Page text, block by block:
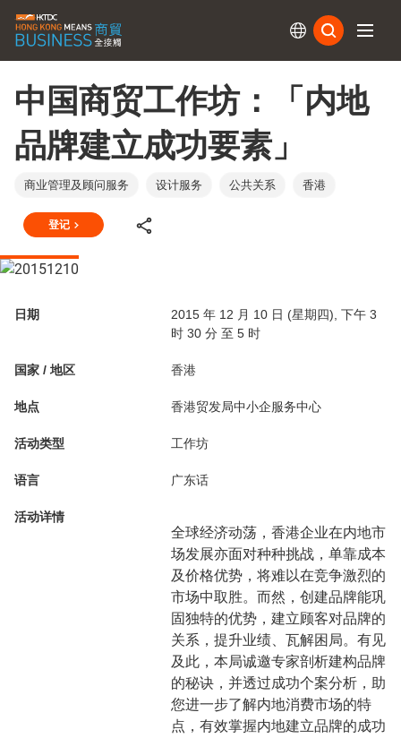
中国商贸工作坊：「内地
品牌建立成功要素」
商业管理及顾问服务 设计服务 公共关系 香港
登记
日期
2015 年 12 月 10 日 (星期四), 下午 3
时 30 分 至 5 时
国家 / 地区 香港
地点 香港贸发局中小企服务中心
活动类型 工作坊
语言 广东话
活动详情
全球经济动荡，香港企业在内地市
场发展亦面对种种挑战，单靠成本
及价格优势，将难以在竞争激烈的
市场中取胜。而然，创建品牌能巩
固独特的优势，建立顾客对品牌的
关系，提升业绩、瓦解困局。有见
及此，本局诚邀专家剖析建构品牌
的秘诀，并透过成功个案分析，助
您进一步了解内地消费市场的特
点，有效掌握内地建立品牌的成功